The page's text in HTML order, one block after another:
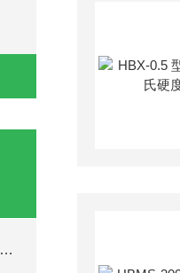
里氏硬度计对使用环境有什么要求？